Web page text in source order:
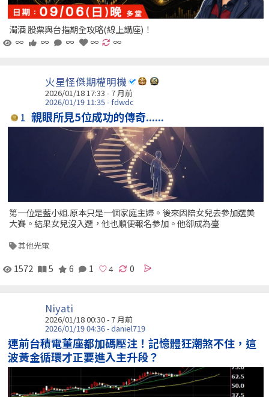
濁酒 股票與台指期全攻略(線上講座)！
∞
∞ ∞ ∞ ∞
火星怪傑期權明機
2026/01/18 17:33 - 7 月前
2026/01/19 11:35 - fdwdc
1 親眼所見5位成功的傳奇......
第一位是藍小姐.原本只是一個家庭主婦。後來因陪女兒去參加選美
大賽。結果女兒沒入選，他也順便報名參加。他卻成為臺
其他光電
1572 5 6 1 0
Niyati
2026/01/18 00:30 - 7 月前
2026/01/19 04:36 - daniel719
連前台積電董座都加碼壓注！記憶體狂潮煞不住，這
波黃金循環才正要進入主升段？